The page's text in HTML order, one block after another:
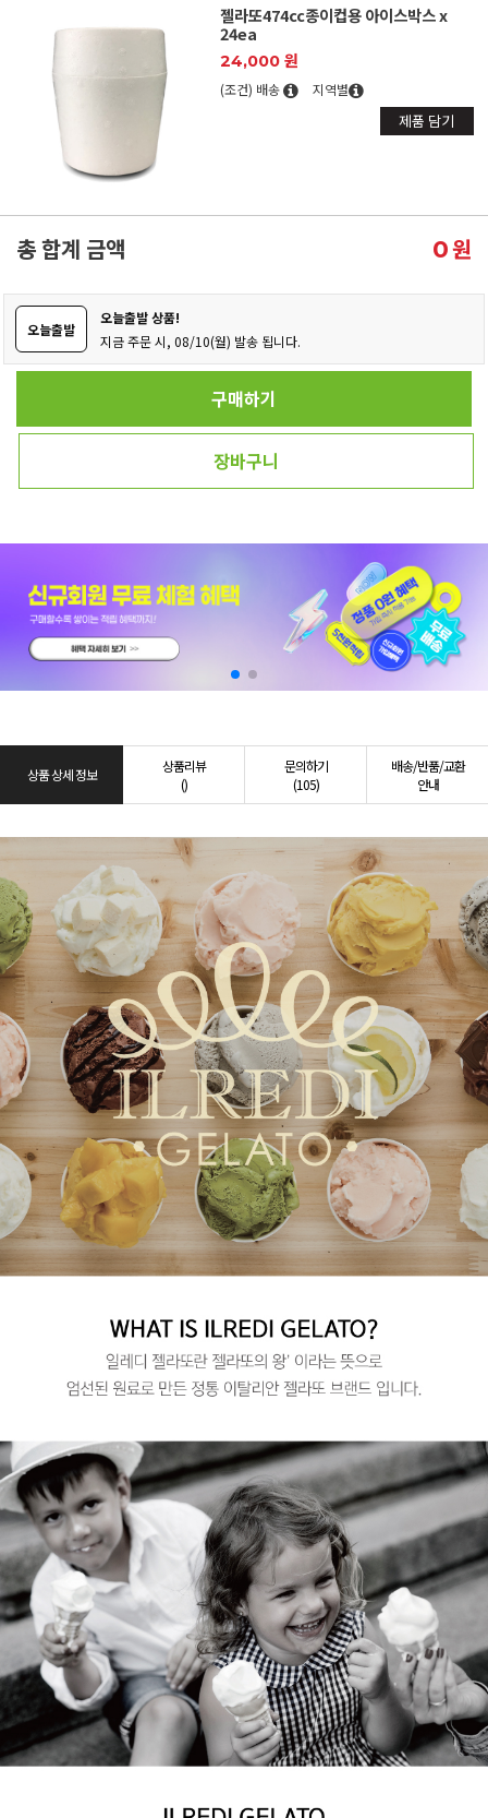
젤라또474cc종이컵용 아이스박스 x
24ea
24,000 원
(조건) 배송 지역별
제품 담기
총 합계 금액 0원
오늘출발
오늘출발 상품!
지금 주문 시, 08/10(월) 발송 됩니다.
구매하기
장바구니
상품 상세 정보
상품리뷰
()
문의하기
(105)
배송/반품/교환
안내